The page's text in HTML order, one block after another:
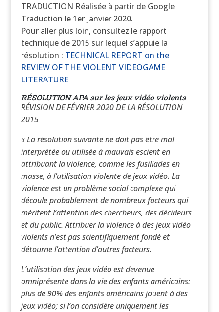
TRADUCTION Réalisée à partir de Google
Traduction le 1er janvier 2020.
Pour aller plus loin, consultez le rapport
technique de 2015 sur lequel s’appuie la
résolution : TECHNICAL REPORT on the
REVIEW OF THE VIOLENT VIDEOGAME
LITERATURE
RÉSOLUTION APA sur les jeux vidéo violents
RÉVISION DE FÉVRIER 2020 DE LA RÉSOLUTION
2015
« La résolution suivante ne doit pas être mal
interprétée ou utilisée à mauvais escient en
attribuant la violence, comme les fusillades en
masse, à l’utilisation violente de jeux vidéo. La
violence est un problème social complexe qui
découle probablement de nombreux facteurs qui
méritent l’attention des chercheurs, des décideurs
et du public. Attribuer la violence à des jeux vidéo
violents n’est pas scientifiquement fondé et
détourne l’attention d’autres facteurs.
L’utilisation des jeux vidéo est devenue
omniprésente dans la vie des enfants américains:
plus de 90% des enfants américains jouent à des
jeux vidéo; si l’on considère uniquement les